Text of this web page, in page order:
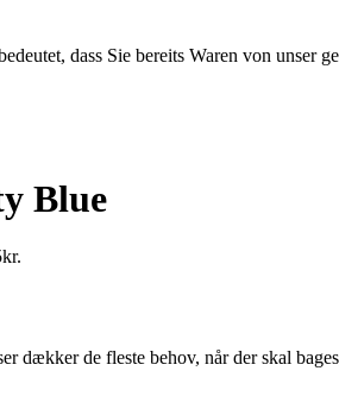
dass Sie bereits Waren von unser
Blue
de fleste behov, når der skal